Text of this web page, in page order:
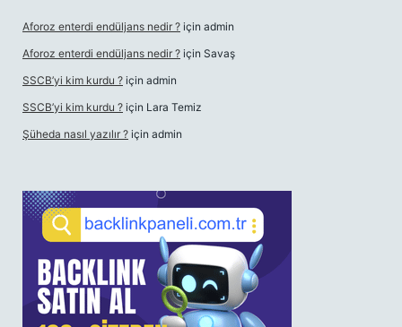
Aforoz enterdi endüljans nedir ? için admin
Aforoz enterdi endüljans nedir ? için Savaş
SSCB’yi kim kurdu ? için admin
SSCB’yi kim kurdu ? için Lara Temiz
Şüheda nasıl yazılır ? için admin